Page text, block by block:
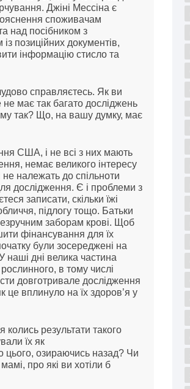
Джіні Мессіна є
споживачам
над посібником з
позиційних документів,
інформацію стисло та
справляєтесь. Як ви
має так багато досліджень
так? Що, на вашу думку, має
США, і не всі з них мають
немає великого інтересу
належать до спільноти
дослідження. Є і проблеми з
записати, скільки їжі
підлогу тощо. Батьки
заборам крові. Щоб
фінансування для їх
були зосереджені на
дні велика частина
в тому числі
довготривале дослідження
це вплинуло на їх здоров’я у
колись результати такого
їх як
цього, озираючись назад? Чи
про які ви хотіли б